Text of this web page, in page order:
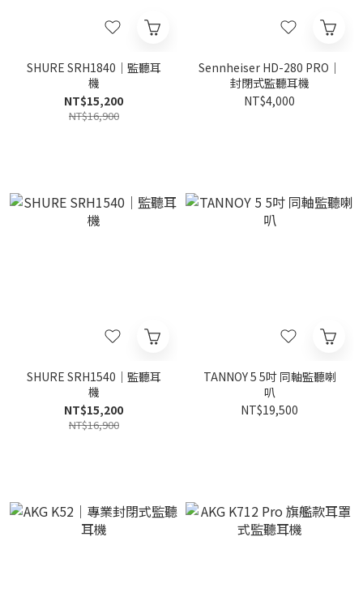
SHURE SRH1840｜監聽耳
機
NT$15,200
NT$16,900
Sennheiser HD-280 PRO｜
封閉式監聽耳機
NT$4,000
SHURE SRH1540｜監聽耳
機
NT$15,200
NT$16,900
TANNOY 5 5吋 同軸監聽喇
叭
NT$19,500